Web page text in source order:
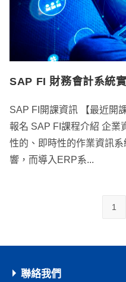
SAP FI 財務會計系統
SAP FI開課資訊 【最近開
報名 SAP FI課程介紹 企業
性的、即時性的作業資訊
響，而導入ERP系...
1
聯絡我們